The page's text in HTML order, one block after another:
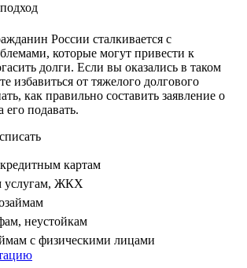
России сталкивается с
которые могут привести к
долги. Если вы оказались в таком
избавиться от тяжелого долгового
как правильно составить заявление о
его подавать.
картам
услугам, ЖКХ
неустойкам
с физическими лицами